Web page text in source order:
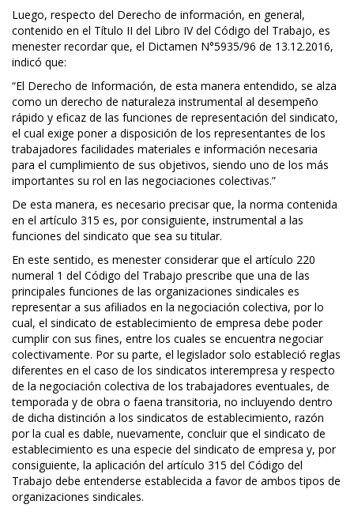
Luego, respecto del Derecho de información, en general,
contenido en el Título II del Libro IV del Código del Trabajo, es
menester recordar que, el Dictamen N°5935/96 de 13.12.2016,
indicó que:
“El Derecho de Información, de esta manera entendido, se alza
como un derecho de naturaleza instrumental al desempeño
rápido y eficaz de las funciones de representación del sindicato,
el cual exige poner a disposición de los representantes de los
trabajadores facilidades materiales e información necesaria
para el cumplimiento de sus objetivos, siendo uno de los más
importantes su rol en las negociaciones colectivas.”
De esta manera, es necesario precisar que, la norma contenida
en el artículo 315 es, por consiguiente, instrumental a las
funciones del sindicato que sea su titular.
En este sentido, es menester considerar que el artículo 220
numeral 1 del Código del Trabajo prescribe que una de las
principales funciones de las organizaciones sindicales es
representar a sus afiliados en la negociación colectiva, por lo
cual, el sindicato de establecimiento de empresa debe poder
cumplir con sus fines, entre los cuales se encuentra negociar
colectivamente. Por su parte, el legislador solo estableció reglas
diferentes en el caso de los sindicatos interempresa y respecto
de la negociación colectiva de los trabajadores eventuales, de
temporada y de obra o faena transitoria, no incluyendo dentro
de dicha distinción a los sindicatos de establecimiento, razón
por la cual es dable, nuevamente, concluir que el sindicato de
establecimiento es una especie del sindicato de empresa y, por
consiguiente, la aplicación del artículo 315 del Código del
Trabajo debe entenderse establecida a favor de ambos tipos de
organizaciones sindicales.